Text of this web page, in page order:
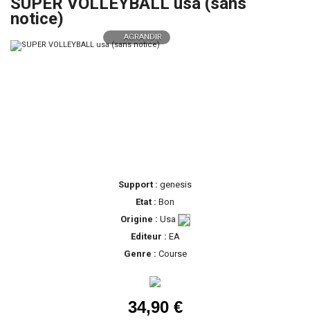
notice)
AGRANDIR
Support : genesis
Etat : Bon
Origine : Usa
Editeur : EA
Genre : Course
34,90 €